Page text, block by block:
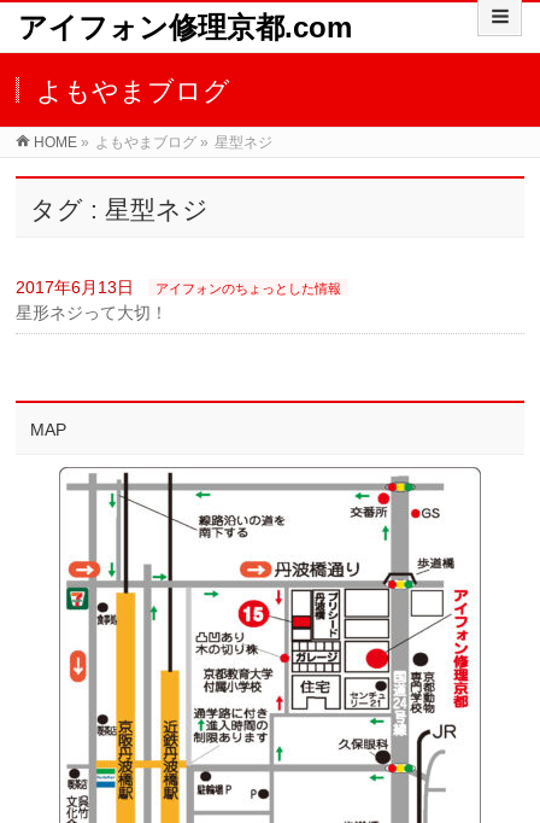
アイフォン修理京都.com
よもやまブログ
HOME » よもやまブログ » 星型ネジ
タグ : 星型ネジ
2017年6月13日 アイフォンのちょっとした情報
星形ネジって大切！
MAP